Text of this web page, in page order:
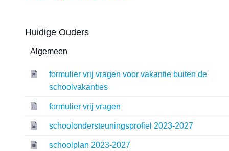
Huidige Ouders
Algemeen
formulier vrij vragen voor vakantie buiten de
schoolvakanties
formulier vrij vragen
schoolondersteuningsprofiel 2023-2027
schoolplan 2023-2027